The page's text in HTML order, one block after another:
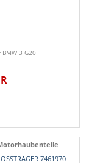
3 G20